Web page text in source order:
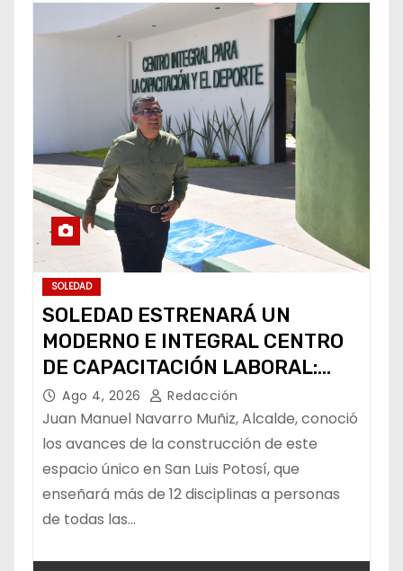
SOLEDAD
SOLEDAD ESTRENARÁ UN
MODERNO E INTEGRAL CENTRO
DE CAPACITACIÓN LABORAL:
ALCALDE
Ago 4, 2026 Redacción
Juan Manuel Navarro Muñiz, Alcalde, conoció
los avances de la construcción de este
espacio único en San Luis Potosí, que
enseñará más de 12 disciplinas a personas
de todas las…